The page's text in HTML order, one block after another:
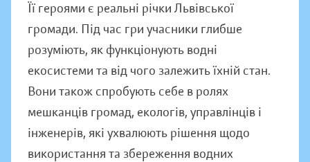
Її героями є реальні річки Львівської
громади. Під час гри учасники глибше
розуміють, як функціонують водні
екосистеми та від чого залежить їхній стан.
Вони також спробують себе в ролях
мешканців громад, екологів, управлінців і
інженерів, які ухвалюють рішення щодо
використання та збереження водних